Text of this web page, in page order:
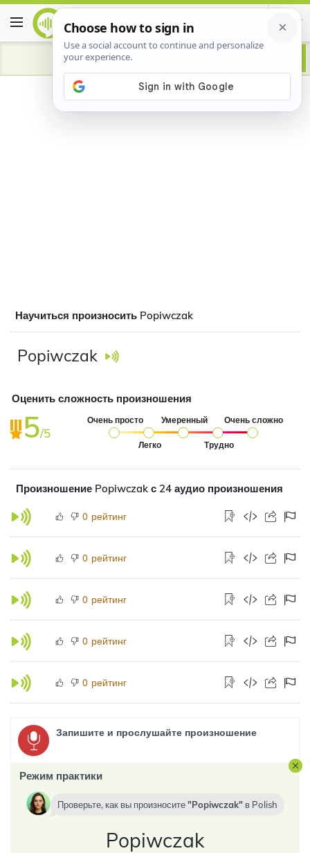
Advertisement
Научиться произносить Popiwczak
Popiwczak
Оценить сложность произношения
5/5
Очень просто
Легко
Умеренный
Трудно
Очень сложно
Произношение Popiwczak с 24 аудио произношения
0 рейтинг
0 рейтинг
0 рейтинг
0 рейтинг
0 рейтинг
Запишите и прослушайте произношение
Режим практики
Проверьте, как вы произносите Popiwczak в Polish
Popiwczak